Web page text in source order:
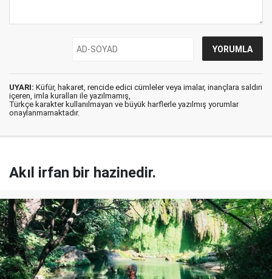
UYARI: Küfür, hakaret, rencide edici cümleler veya imalar, inançlara saldırı
içeren, imla kuralları ile yazılmamış,
Türkçe karakter kullanılmayan ve büyük harflerle yazılmış yorumlar
onaylanmamaktadır.
Akıl irfan bir hazinedir.